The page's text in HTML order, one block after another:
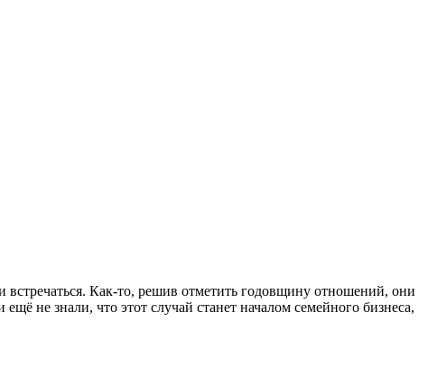
встречаться. Как-то, решив отметить годовщину отношений, они
не знали, что этот случай станет началом семейного бизнеса,